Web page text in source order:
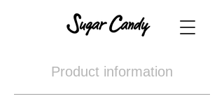
Product information